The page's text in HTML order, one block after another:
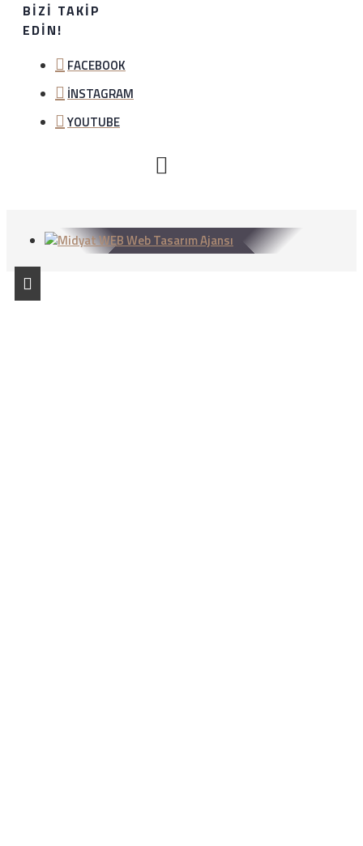
BIZI TAKIP
EDIN!
FACEBOOK
İNSTAGRAM
YOUTUBE